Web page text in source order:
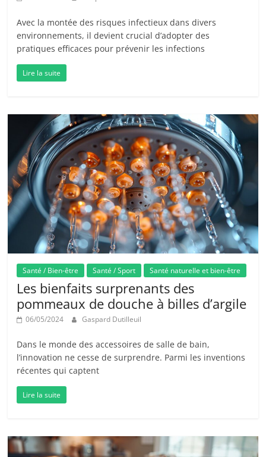
Avec la montée des risques infectieux dans divers
environnements, il devient crucial d’adopter des
pratiques efficaces pour prévenir les infections
Lire la suite
Santé / Bien-être Santé / Sport Santé naturelle et bien-être
Les bienfaits surprenants des
pommeaux de douche à billes d’argile
06/05/2024 Gaspard Dutilleuil
Dans le monde des accessoires de salle de bain,
l’innovation ne cesse de surprendre. Parmi les inventions
récentes qui captent
Lire la suite